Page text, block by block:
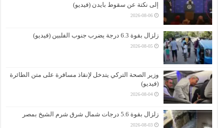
إلى نكتة عن سقوط بايدن (فيديو)
2026-08-06
زلزال بقوة 6.3 درجة يضرب جنوب الفلبين (فيديو)
2026-08-05
وزير الصحة التركي يتدخل لإنقاذ مسافرة على متن الطائرة
(فيديو)
2026-08-04
زلزال بقوة 5.6 درجات شمال شرق شرم الشيخ بمصر
2026-08-03